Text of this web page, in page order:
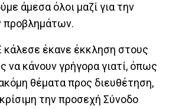
άμεσα όλοι μαζί για την
προβλημάτων.
έκανε έκκληση στους
να κάνουν γρήγορα γιατί, όπως
θέματα προς διευθέτηση,
την προσεχή Σύνοδο